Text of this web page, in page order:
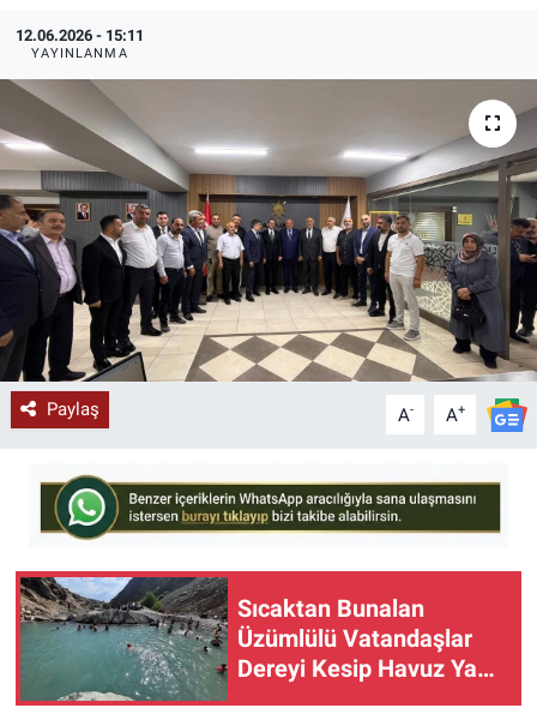
12.06.2026 - 15:11
YAYINLANMA
Paylaş A- A+
Sıcaktan Bunalan
Üzümlülü Vatandaşlar
Dereyi Kesip Havuz Yaptı
(VİDEO)
SPOR
YAŞAM
RESMİ İLAN